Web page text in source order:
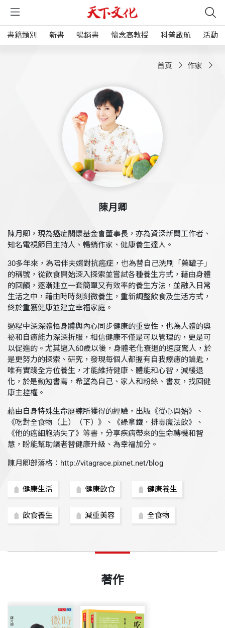
書籍類別 新書 暢銷書 懷念高教授 科普啟航 活動
首頁 作家
陳月卿
陳月卿，現為癌症關懷基金會董事長，亦為資深新聞工作者、
知名電視節目主持人、暢銷作家、健康養生達人。
30多年來，為陪伴夫婿對抗癌症，也為替自己洗刷「藥罐子」
的稱號，從飲食開始深入探索並嘗試各種養生方式，藉由身體
的回饋，逐漸建立一套簡單又有效率的養生方法，並融入日常
生活之中，藉由時時刻刻微養生，重新調整飲食及生活方式，
終於重獲健康並建立幸福家庭。
過程中深深體悟身體與內心同步健康的重要性，也為人體的奧
祕和自癒能力深深折服，相信健康不僅是可以管理的，更是可
以促進的。尤其邁入60歲以後，身體老化衰退的速度驚人，於
是更努力的探索、研究，發現每個人都握有自我療癒的鑰匙，
唯有實踐全方位養生，才能維持健康、體能和心智，減緩退
化，於是勤勉書寫，希望為自己、家人和粉絲、書友，找回健
康主控權。
藉由自身特殊生命歷練所獲得的經驗，出版《從心開始》、
《吃對全食物（上）（下）》、《綠拿鐵．排毒魔法飲》、
《他的癌細胞消失了》等書，分享疾病帶來的生命轉機和智
慧，盼能幫助讀者替健康升級、為幸福加分。
陳月卿部落格：http://vitagrace.pixnet.net/blog
健康生活 健康飲食 健康養生
飲食養生 減重美容 全食物
著作